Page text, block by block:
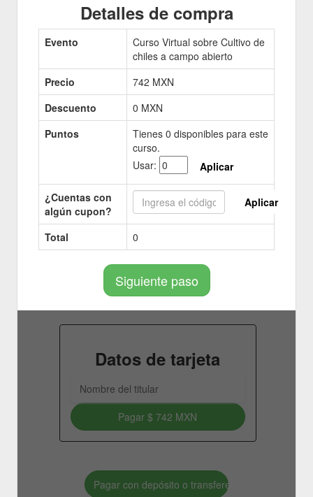
Detalles de compra
Evento
Curso Virtual sobre Cultivo de
chiles a campo abierto
Precio
742 MXN
Descuento
0 MXN
Puntos
Tienes 0 disponibles para este
curso.
Usar:
Aplicar
¿Cuentas con
algún cupon?
Aplicar
Total 0
Siguiente paso
Datos de tarjeta
Pagar$ 742 MXN
Pagar con depósito o transferencia bancaria.